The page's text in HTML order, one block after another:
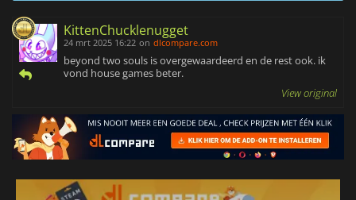
KittenChucklenugget
24 mrt 2025 16:22 on dlcompare.com
beyond two souls is overgewaardeerd en de rest ook. ik
vond house games beter.
View original